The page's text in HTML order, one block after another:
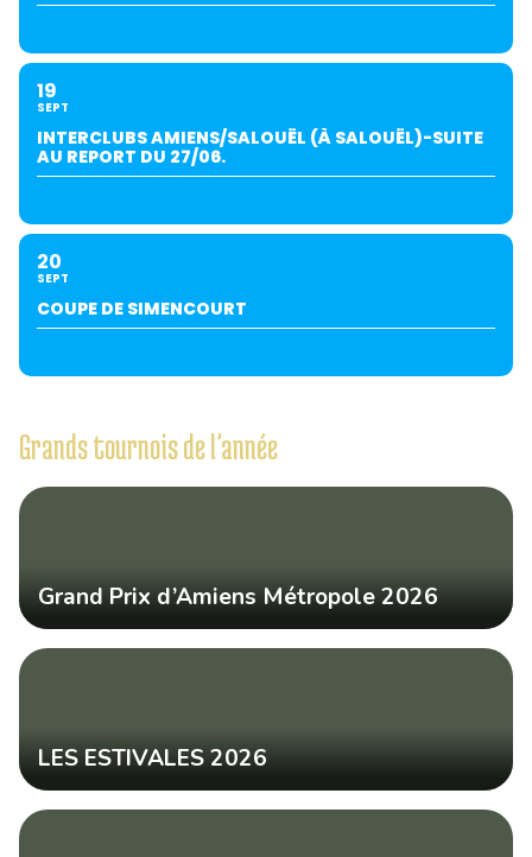
19
SEPT
INTERCLUBS AMIENS/SALOUËL (À SALOUËL)-SUITE
AU REPORT DU 27/06.
20
SEPT
COUPE DE SIMENCOURT
Grands tournois de l’année
Grand Prix d’Amiens Métropole 2026
LES ESTIVALES 2026